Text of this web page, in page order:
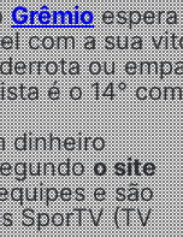
Grêmioespera
com a sua
ou
é o 14°
dinheiro
o site
e são
SporTV (TV